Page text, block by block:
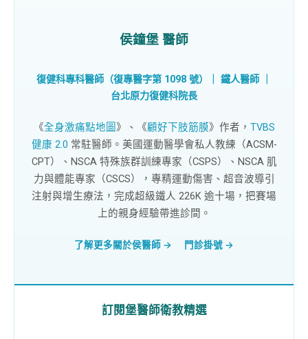
侯鐘堡 醫師
復健科專科醫師（復專醫字第 1098 號）｜ 鐵人醫師 ｜
台北原力復健科院長
《全身激痛點地圖 》、《顧好下肢筋膜》作者， TVBS
健康 2.0 常駐醫師。美國運動醫學會私人教練（ACSM-
CPT）、NSCA 特殊族群訓練專家（CSPS）、NSCA 肌
力與體能專家（CSCS），專精運動傷害、超音波導引
注射與增生療法，完成超級鐵人 226K 逾十場，把賽場
上的親身經驗帶進診間。
了解更多關於侯醫師 → 門診掛號 →
訂閱堡醫師衛教精選